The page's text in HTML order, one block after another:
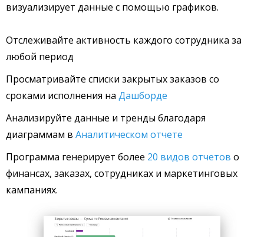
визуализирует данные с помощью графиков.
Отслеживайте активность каждого сотрудника за
любой период
Просматривайте списки закрытых заказов со
сроками исполнения на Дашборде
Анализируйте данные и тренды благодаря
диаграммам в Аналитическом отчете
Программа генерирует более 20 видов отчетов о
финансах, заказах, сотрудниках и маркетинговых
кампаниях.